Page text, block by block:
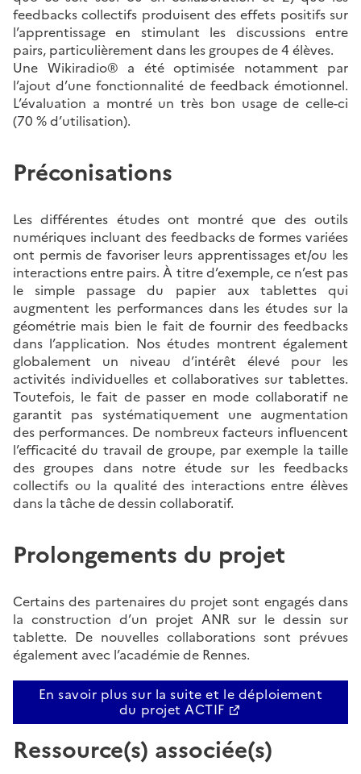
feedbacks collectifs produisent des effets positifs sur
l’apprentissage en stimulant les discussions entre
pairs, particulièrement dans les groupes de 4 élèves.
Une Wikiradio® a été optimisée notamment par
l’ajout d’une fonctionnalité de feedback émotionnel.
L’évaluation a montré un très bon usage de celle-ci
(70 % d’utilisation).
Préconisations
Les différentes études ont montré que des outils
numériques incluant des feedbacks de formes variées
ont permis de favoriser leurs apprentissages et/ou les
interactions entre pairs. À titre d’exemple, ce n’est pas
le simple passage du papier aux tablettes qui
augmentent les performances dans les études sur la
géométrie mais bien le fait de fournir des feedbacks
dans l’application. Nos études montrent également
globalement un niveau d’intérêt élevé pour les
activités individuelles et collaboratives sur tablettes.
Toutefois, le fait de passer en mode collaboratif ne
garantit pas systématiquement une augmentation
des performances. De nombreux facteurs influencent
l’efficacité du travail de groupe, par exemple la taille
des groupes dans notre étude sur les feedbacks
collectifs ou la qualité des interactions entre élèves
dans la tâche de dessin collaboratif.
Prolongements du projet
Certains des partenaires du projet sont engagés dans
la construction d’un projet ANR sur le dessin sur
tablette. De nouvelles collaborations sont prévues
également avec l’académie de Rennes.
En savoir plus sur la suite et le déploiement
du projet ACTIF
Ressource(s) associée(s)